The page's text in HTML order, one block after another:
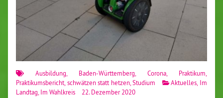
Ausbildung, Baden-Württemberg, Corona, Praktikum,
Praktikumsbericht,schwätzen statt hetzen,Studium Aktuelles, Im
Landtag,Im Wahlkreis 22. Dezember 2020